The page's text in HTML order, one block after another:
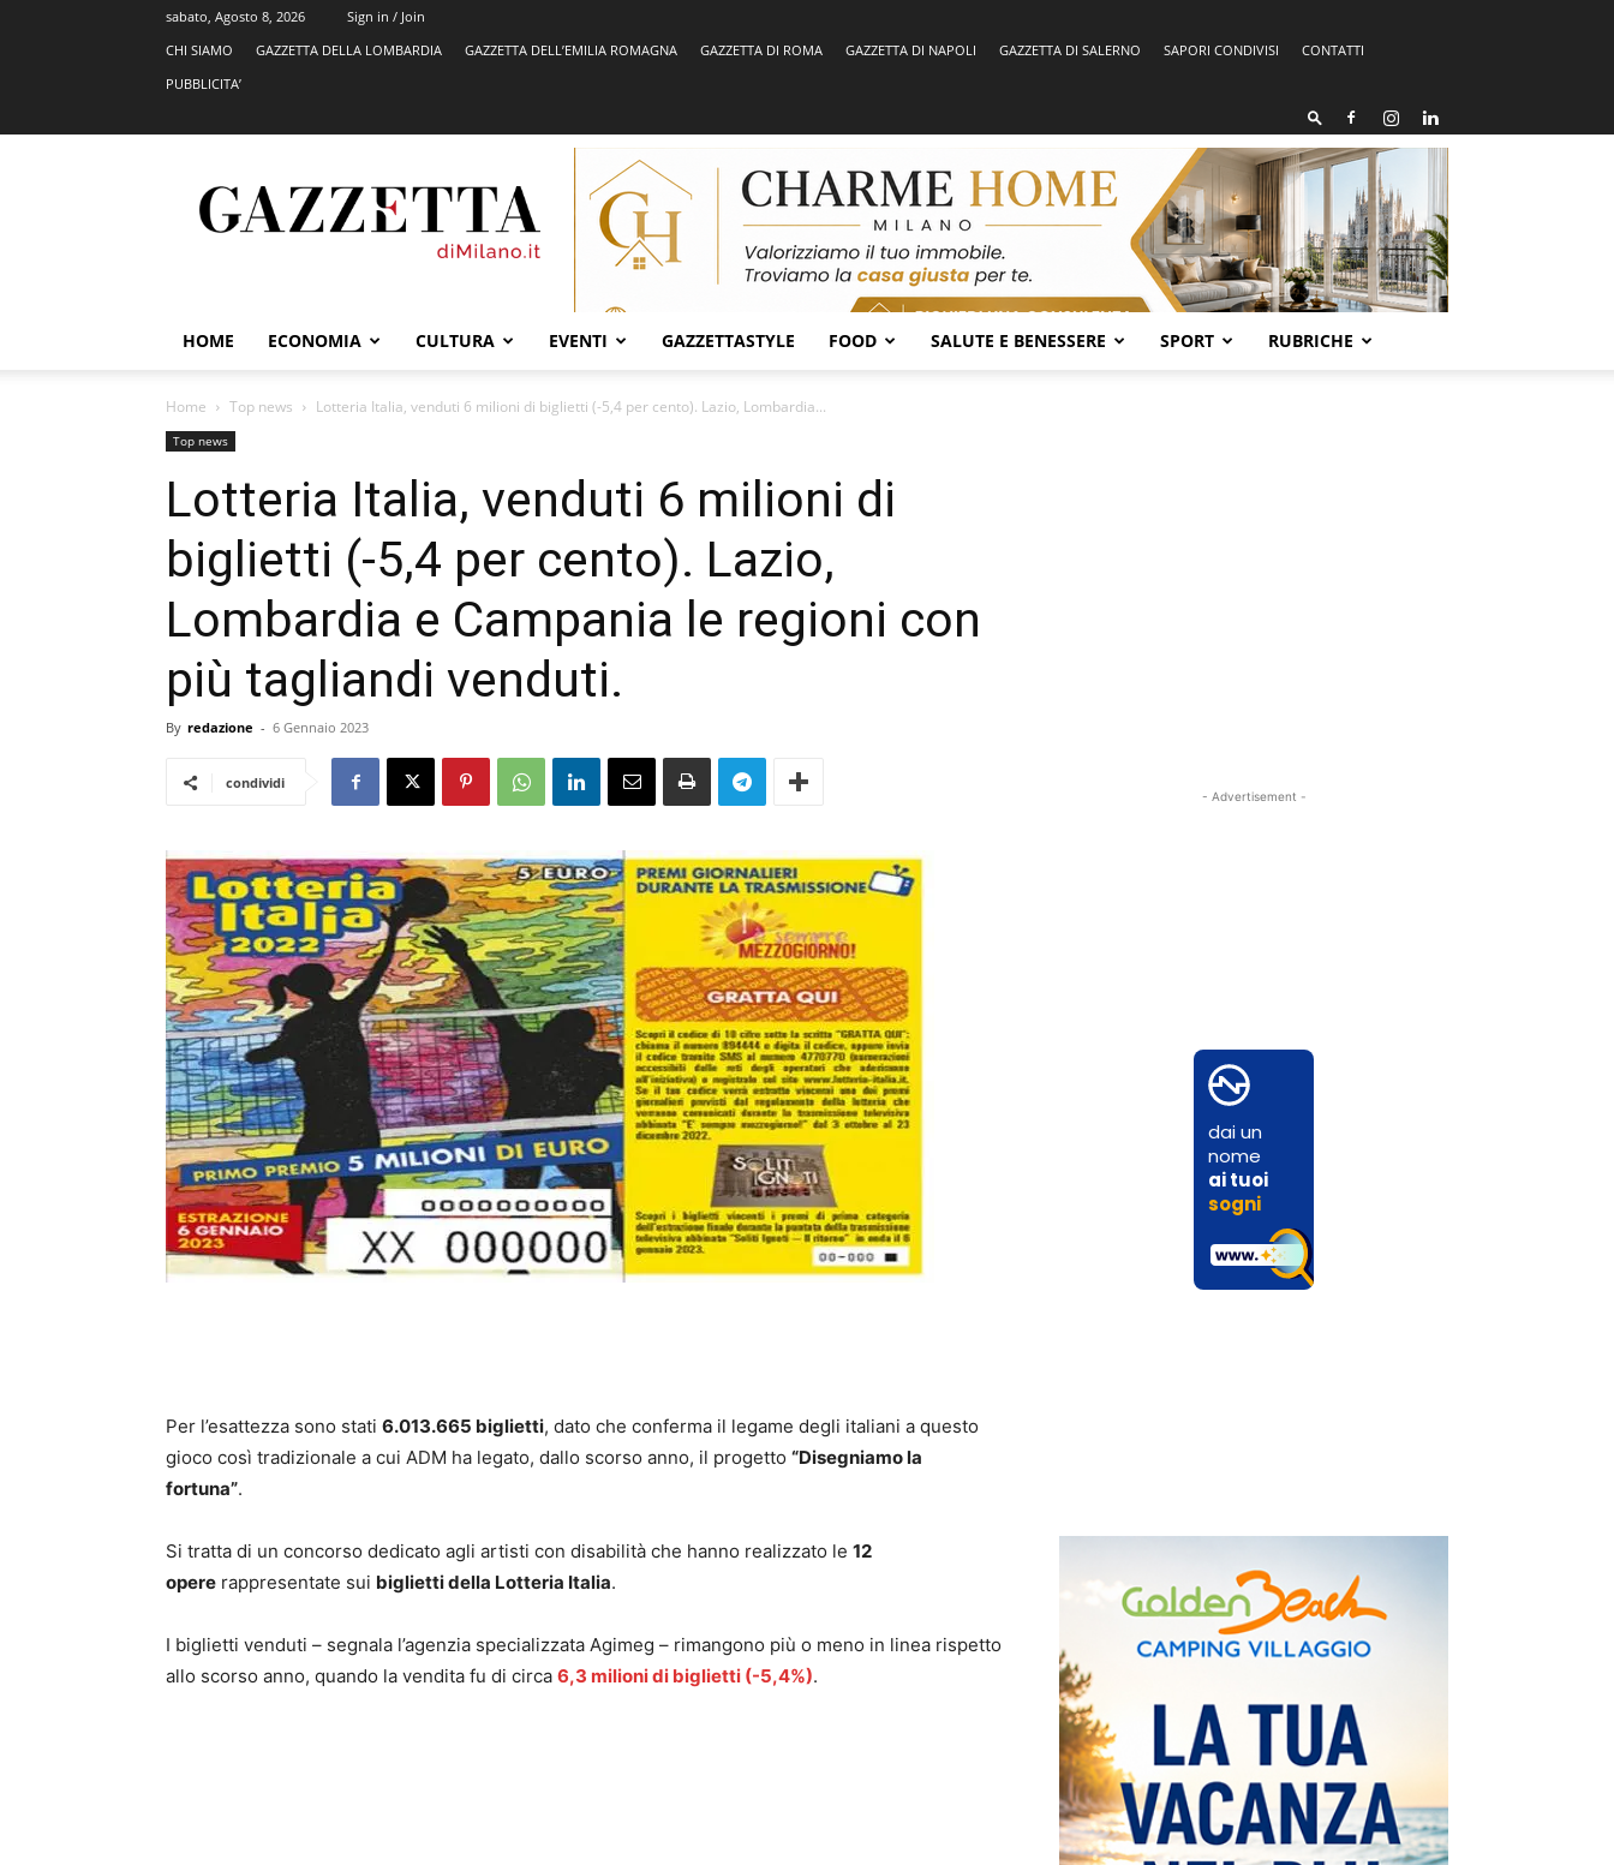
sabato, Agosto 8, 2026
Sign in / Join
CHI SIAMO
GAZZETTA DELLA LOMBARDIA GAZZETTA DELL’EMILIA ROMAGNA GAZZETTA DI ROMA GAZZETTA DI NAPOLI GAZZETTA DI SALERNO SAPORI CONDIVISI
CONTATTI
PUBBLICITA’
HOME ECONOMIA CULTURA EVENTI GAZZETTASTYLE FOOD SALUTE E BENESSERE SPORT RUBRICHE
Home Top news Lotteria Italia, venduti 6 milioni di biglietti (-5,4 per cento). Lazio, Lombardia...
Top news
Lotteria Italia, venduti 6 milioni di
biglietti (-5,4 per cento). Lazio,
Lombardia e Campania le regioni con
più tagliandi venduti.
By redazione - 6 Gennaio 2023
condividi
Per l’esattezza sono stati 6.013.665 biglietti, dato che conferma il legame degli italiani a questo
gioco così tradizionale a cui ADM ha legato, dallo scorso anno, il progetto “Disegniamo la
fortuna”.
Si tratta di un concorso dedicato agli artisti con disabilità che hanno realizzato le 12
opere rappresentate sui biglietti della Lotteria Italia.
I biglietti venduti – segnala l’agenzia specializzata Agimeg – rimangono più o meno in linea rispetto
allo scorso anno, quando la vendita fu di circa 6,3 milioni di biglietti (-5,4%).
- Advertisement -